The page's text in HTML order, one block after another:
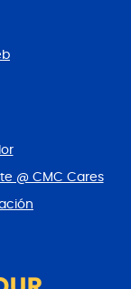
@ CMC Cares